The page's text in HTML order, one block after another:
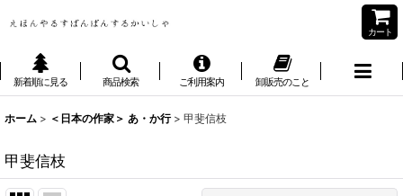
カート
新着順に見る 商品検索 ご利用案内 卸販売のこと
ホーム > ＜日本の作家＞ あ・か行 > 甲斐信枝
甲斐信枝